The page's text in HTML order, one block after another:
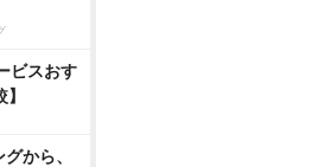
ビスおす
から、